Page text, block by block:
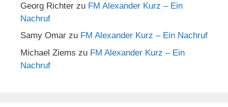
Georg Richter zu FM Alexander Kurz – Ein
Nachruf
Samy Omar zu FM Alexander Kurz – Ein Nachruf
Michael Ziems zu FM Alexander Kurz – Ein
Nachruf